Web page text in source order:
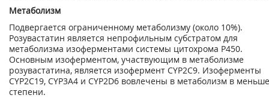
Метаболизм
Подвергается ограниченному метаболизму (около 10%).
Розувастатин является непрофильным субстратом для
метаболизма изоферментами системы цитохрома Р450.
Основным изоферментом, участвующим в метаболизме
розувастатина, является изофермент CYP2C9. Изоферменты
CYP2C19, CYP3А4 и CYP2D6 вовлечены в метаболизм в
степени.